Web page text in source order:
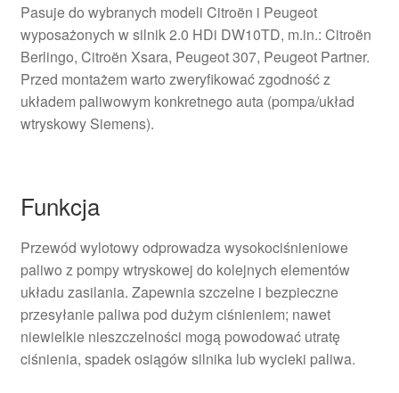
Pasuje do wybranych modeli Citroën i Peugeot
wyposażonych w silnik 2.0 HDi DW10TD, m.in.: Citroën
Berlingo, Citroën Xsara, Peugeot 307, Peugeot Partner.
Przed montażem warto zweryfikować zgodność z
układem paliwowym konkretnego auta (pompa/układ
wtryskowy Siemens).
Funkcja
Przewód wylotowy odprowadza wysokociśnieniowe
paliwo z pompy wtryskowej do kolejnych elementów
układu zasilania. Zapewnia szczelne i bezpieczne
przesyłanie paliwa pod dużym ciśnieniem; nawet
niewielkie nieszczelności mogą powodować utratę
ciśnienia, spadek osiągów silnika lub wycieki paliwa.